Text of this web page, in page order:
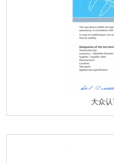
大众